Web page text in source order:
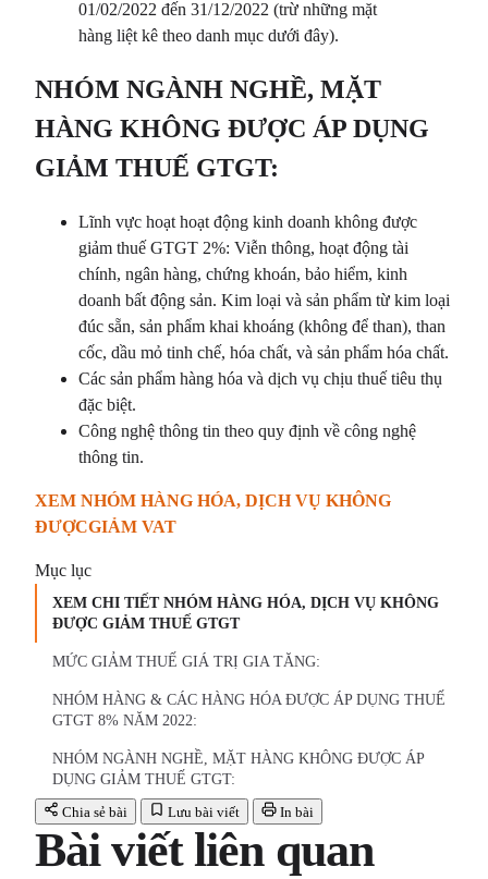
01/02/2022 đến 31/12/2022 (trừ những mặt
hàng liệt kê theo danh mục dưới đây).
NHÓM NGÀNH NGHỀ, MẶT
HÀNG KHÔNG ĐƯỢC ÁP DỤNG
GIẢM THUẾ GTGT:
Lĩnh vực hoạt hoạt động kinh doanh không được
giảm thuế GTGT 2%: Viễn thông, hoạt động tài
chính, ngân hàng, chứng khoán, bảo hiểm, kinh
doanh bất động sản. Kim loại và sản phẩm từ kim loại
đúc sẵn, sản phẩm khai khoáng (không để than), than
cốc, dầu mỏ tinh chế, hóa chất, và sản phẩm hóa chất.
Các sản phẩm hàng hóa và dịch vụ chịu thuế tiêu thụ
đặc biệt.
Công nghệ thông tin theo quy định về công nghệ
thông tin.
XEM NHÓM HÀNG HÓA, DỊCH VỤ KHÔNG
ĐƯỢCGIẢM VAT
Mục lục
XEM CHI TIẾT NHÓM HÀNG HÓA, DỊCH VỤ KHÔNG
ĐƯỢC GIẢM THUẾ GTGT
MỨC GIẢM THUẾ GIÁ TRỊ GIA TĂNG:
NHÓM HÀNG & CÁC HÀNG HÓA ĐƯỢC ÁP DỤNG THUẾ
GTGT 8% NĂM 2022:
NHÓM NGÀNH NGHỀ, MẶT HÀNG KHÔNG ĐƯỢC ÁP
DỤNG GIẢM THUẾ GTGT:
Chia sẻ bài
Lưu bài viết In bài
Bài viết liên quan